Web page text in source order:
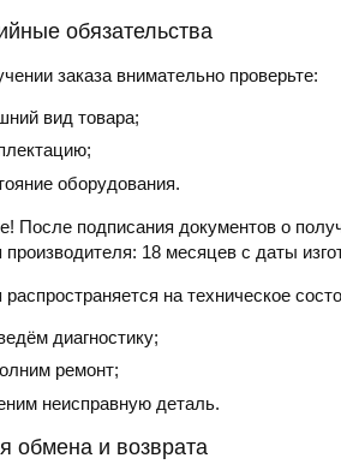
обязательства
заказа внимательно проверьте:
вид товара;
оборудования.
После подписания документов о
производителя: 18 месяцев с даты
распространяется на техническое
диагностику;
ремонт;
неисправную деталь.
обмена и возврата